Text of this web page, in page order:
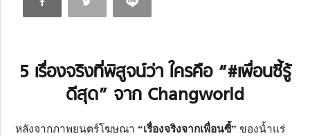
5 เรื่องจริงที่พิสูจน์ว่า ใครคือ “#เพื่อนซี้รู้
ดีสุด” จาก Changworld
หลังจากภาพยนตร์โฆษณา“เรื่องจริงจากเพื่อนซี้” ของน้ำแร่